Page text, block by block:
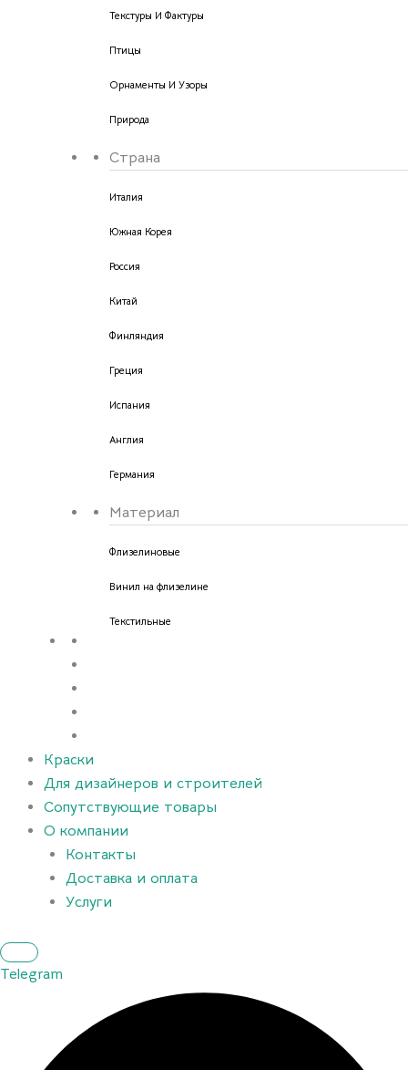
Текстуры И Фактуры
Птицы
Орнаменты И Узоры
Природа
Страна
Италия
Южная Корея
Россия
Китай
Финляндия
Греция
Испания
Англия
Германия
Материал
Флизелиновые
Винил на флизелине
Текстильные
Краски
Для дизайнеров и строителей
Сопутствующие товары
О компании
Контакты
Доставка и оплата
Услуги
Telegram